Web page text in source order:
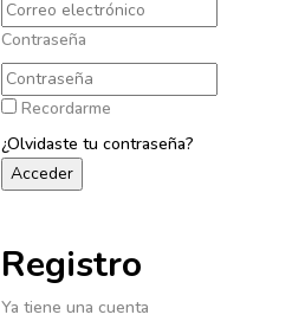
Contraseña
Recordarme
¿Olvidaste tu contraseña?
Registro
Ya tiene una cuenta